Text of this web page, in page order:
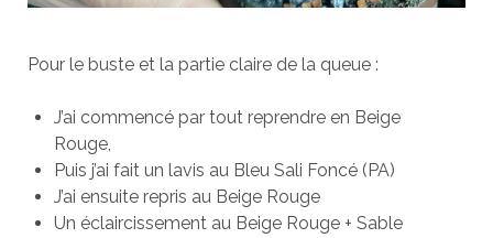
Pour le buste et la partie claire de la queue :
J’ai commencé par tout reprendre en Beige
Rouge,
Puis j’ai fait un lavis au Bleu Sali Foncé (PA)
J’ai ensuite repris au Beige Rouge
Un éclaircissement au Beige Rouge + Sable